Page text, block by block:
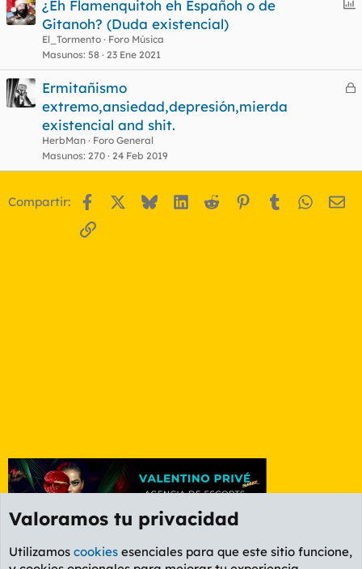
E
e
s
¿Eh Flamenquitoh eh Españoh o de
Gitanoh? (Duda existencial)
El_Tormento
Foro Música
Masunos 58 23 Ene 2021
C
d
Ermitañismo
extremo,ansiedad,depresión,mierda
existencial and shit.
HerbMan
Foro General
Masunos 270 24 Feb 2019
Compartir: Facebook BlueskyLinkedIn
Reddit Pinterest
Tumblr
Enlace
Valoramos tu privacidad
Utilizamos cookies esenciales para que este sitio funcione,